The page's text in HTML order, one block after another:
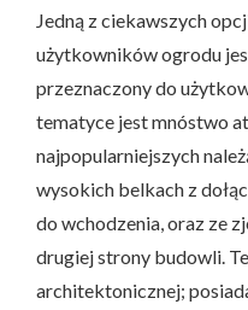
Jedną z ciekawszych
użytkowników ogrodu
przeznaczony do
tematyce jest mnóstwo
najpopularniejszych
wysokich belkach z
do wchodzenia, oraz ze
drugiej strony budowli.
architektonicznej;